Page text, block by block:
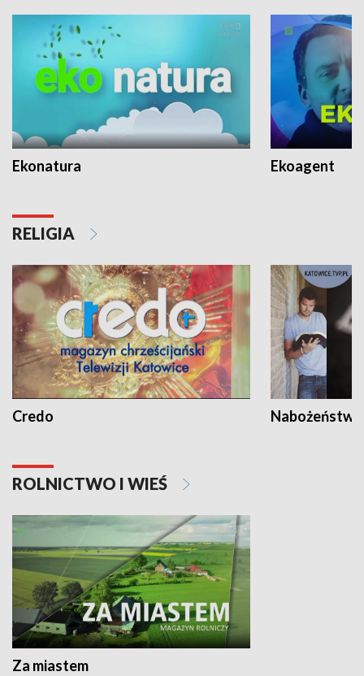
Ekonatura Ekoagent
RELIGIA
Credo
ROLNICTWO I WIEŚ
Za miastem